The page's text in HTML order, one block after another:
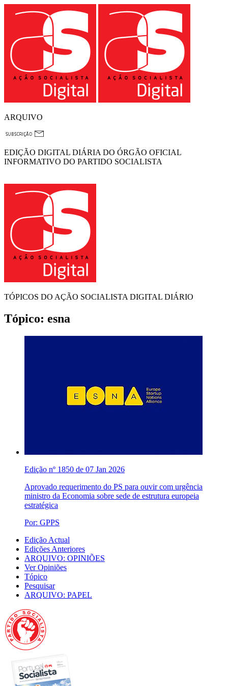
ARQUIVO
EDIÇÃO DIGITAL DIÁRIA DO ÓRGÃO OFICIAL
INFORMATIVO DO PARTIDO SOCIALISTA
TÓPICOS DO AÇÃO SOCIALISTA DIGITAL DIÁRIO
Tópico: esna
Edição nº 1850 de 07 Jan 2026
Aprovado requerimento do PS para ouvir com urgência
ministro da Economia sobre sede de estrutura europeia
estratégica
Por: GPPS
Edição Actual
Edições Anteriores
ARQUIVO: OPINIÕES
Ver Opiniões
Tópico
Pesquisar
ARQUIVO: PAPEL